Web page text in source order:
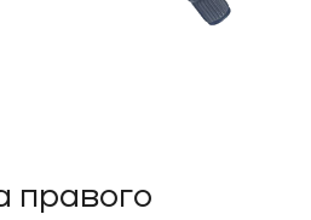
правого